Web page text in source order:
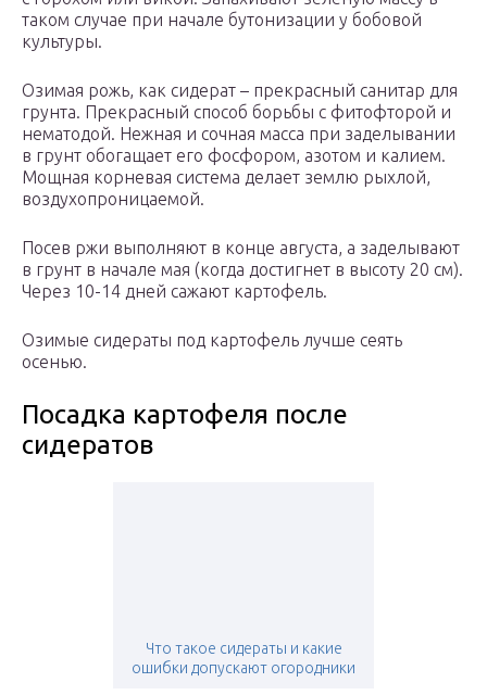
таком случае при начале бутонизации у бобовой
культуры.
Озимая рожь, как сидерат – прекрасный санитар для
грунта. Прекрасный способ борьбы с фитофторой и
нематодой. Нежная и сочная масса при заделывании
в грунт обогащает его фосфором, азотом и калием.
Мощная корневая система делает землю рыхлой,
воздухопроницаемой.
Посев ржи выполняют в конце августа, а заделывают
в грунт в начале мая (когда достигнет в высоту 20 см).
Через 10-14 дней сажают картофель.
Озимые сидераты под картофель лучше сеять
осенью.
Посадка картофеля после
сидератов
Что такое сидераты и какие
ошибки допускают огородники